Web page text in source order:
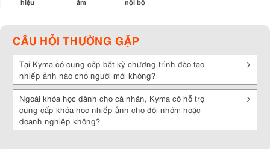
CÂU HỎI THƯỜNG GẶP
Tại Kyma có cung cấp bất kỳ chương trình đào tạo
nhiếp ảnh nào cho người mới không?
Ngoài khóa học dành cho cá nhân, Kyma có hỗ trợ
cung cấp khóa học nhiếp ảnh cho đội nhóm hoặc
doanh nghiệp không?